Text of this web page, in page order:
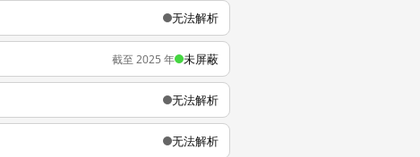
无法解析
截至 2025 年 未屏蔽
无法解析
无法解析